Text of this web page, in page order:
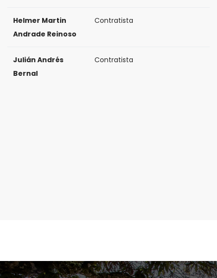
Helmer Martin
Andrade Reinoso
Contratista
Julián Andrés
Bernal
Contratista